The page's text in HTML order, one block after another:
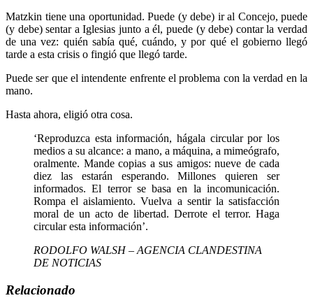
Matzkin tiene una oportunidad. Puede (y debe) ir al Concejo, puede
(y debe) sentar a Iglesias junto a él, puede (y debe) contar la verdad
de una vez: quién sabía qué, cuándo, y por qué el gobierno llegó
tarde a esta crisis o fingió que llegó tarde.
Puede ser que el intendente enfrente el problema con la verdad en la
mano.
Hasta ahora, eligió otra cosa.
‘Reproduzca esta información, hágala circular por los
medios a su alcance: a mano, a máquina, a mimeógrafo,
oralmente. Mande copias a sus amigos: nueve de cada
diez las estarán esperando. Millones quieren ser
informados. El terror se basa en la incomunicación.
Rompa el aislamiento. Vuelva a sentir la satisfacción
moral de un acto de libertad. Derrote el terror. Haga
circular esta información’.
RODOLFO WALSH – AGENCIA CLANDESTINA
DE NOTICIAS
Relacionado